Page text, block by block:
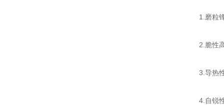
1.磨粒锋
2.脆性高
3.导热性
4.自锐性